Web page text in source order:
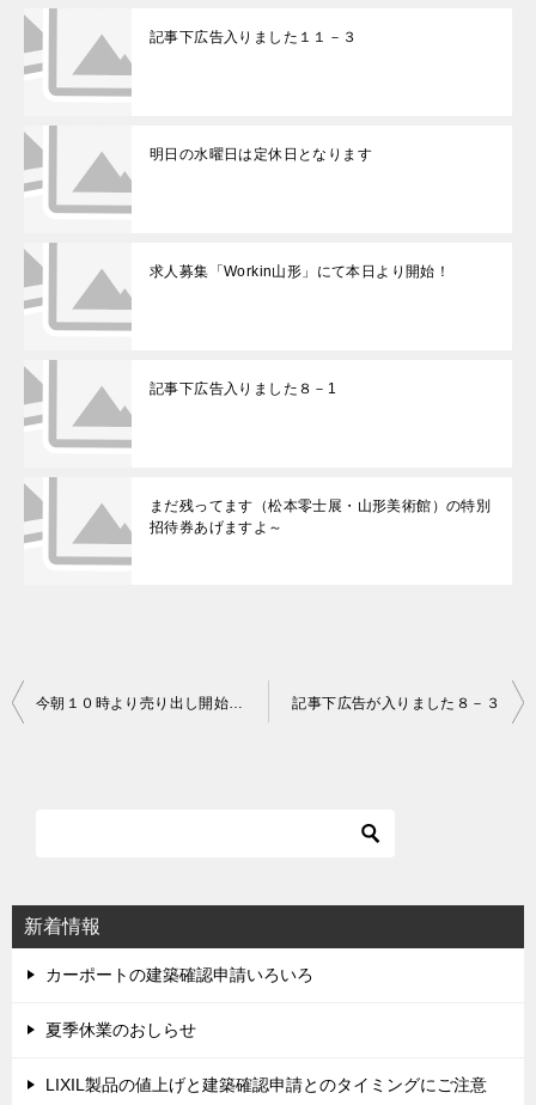
記事下広告入りました１１－３
明日の水曜日は定休日となります
求人募集「Workin山形」にて本日より開始！
記事下広告入りました８－1
まだ残ってます（松本零士展・山形美術館）の特別
招待券あげますよ～
シ
ョ
ン
今朝１０時より売り出し開始いたしております！ 記事下広告が入りました８－３
新着情報
カーポートの建築確認申請いろいろ
夏季休業のおしらせ
LIXIL製品の値上げと建築確認申請とのタイミングにご注意